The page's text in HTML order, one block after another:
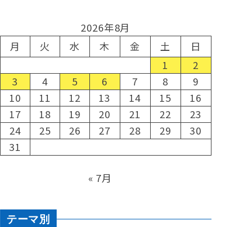
2026年8月
月
火 水 木 金 土
日
1
2
3
4 5 6 7 8
9
10
11 12 13 14 15
16
17
18 19 20 21 22
23
24
25 26 27 28 29
30
31
« 7月
テーマ別